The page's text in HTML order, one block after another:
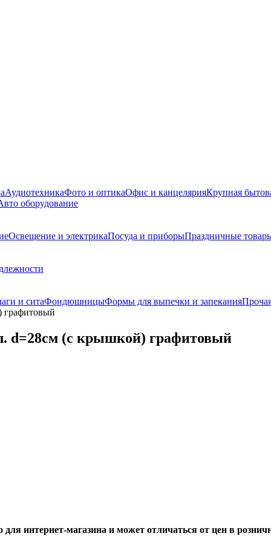
АудиотехникаФото и оптикаОфис и канцелярияКрупная
оборудование
Освещение и электрикаПосуда и приборыПраздничные
и ситаФондюшницыФормы для выпечки и запекания
графитовый
d=28см (с крышкой) графитовый
интернет-магазина и может отличаться от цен в